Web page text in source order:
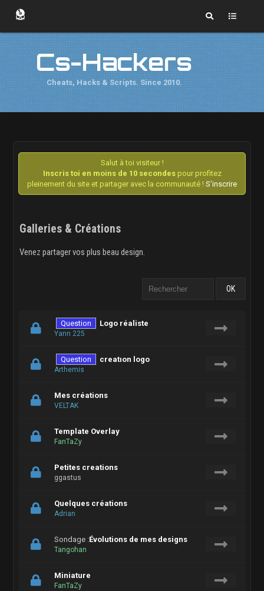
Cs-Hackers
Cheats, Hacks & Scripts. Since 2010.
Salut à toi visiteur !
Inscris toi en moins de 10 secondespour profitez
pleinement du site et partager avec la communauté ! S'inscrire
Galleries & Créations
Venez partager vos plus beau design.
Question Logo réaliste
Yann 225
Question creatıon logo
Arthemis
Mes créations
VELTAK
Template Overlay
FanTaZy
Petites creations
ggastus
Quelques créations
Adrian
Sondage :Évolutions de mes designs
Tangohan
Miniature
FanTaZy